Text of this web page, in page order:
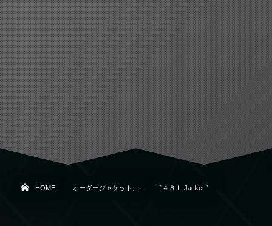
HOME オーダージャケット, … ”４８１ Jacket “